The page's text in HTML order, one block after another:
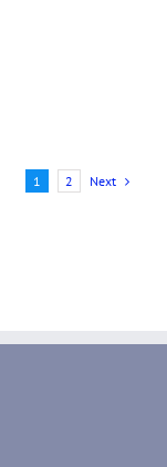
1 2 Next